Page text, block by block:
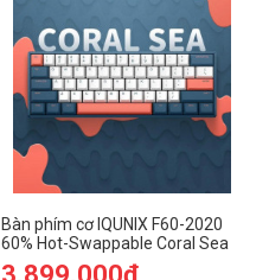
Bàn phím cơ IQUNIX F60-2020
60% Hot-Swappable Coral Sea